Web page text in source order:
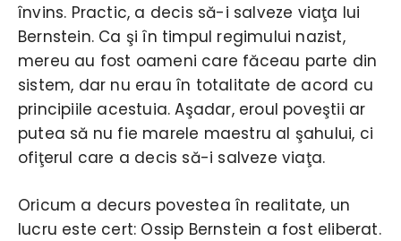
învins. Practic, a decis să-i salveze viaţa lui
Bernstein. Ca şi în timpul regimului nazist,
mereu au fost oameni care făceau parte din
sistem, dar nu erau în totalitate de acord cu
principiile acestuia. Aşadar, eroul poveştii ar
putea să nu fie marele maestru al şahului, ci
ofiţerul care a decis să-i salveze viaţa.
Oricum a decurs povestea în realitate, un
lucru este cert: Ossip Bernstein a fost eliberat.